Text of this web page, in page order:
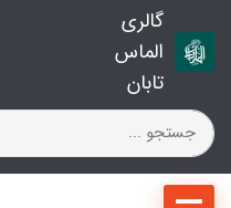
گالری
الماس
تابان